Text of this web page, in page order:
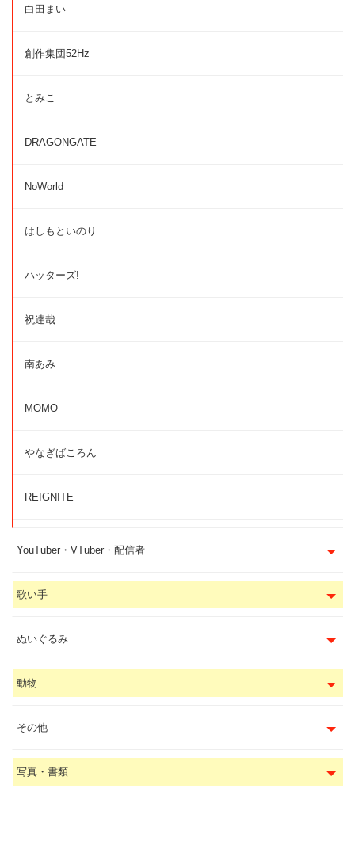
白田まい
創作集団52Hz
とみこ
DRAGONGATE
NoWorld
はしもといのり
ハッターズ!
祝達哉
南あみ
MOMO
やなぎばころん
REIGNITE
YouTuber・VTuber・配信者
歌い手
ぬいぐるみ
動物
その他
写真・書類